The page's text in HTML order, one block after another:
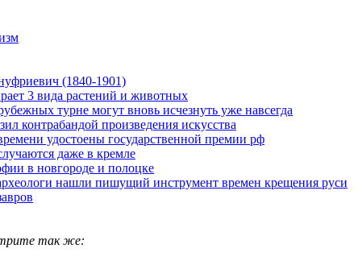
(1840-1901)
3 вида растений и животных
турне могут вновь исчезнуть уже навсегда
контрабандой произведения искусства
удостоены государственной премии рф
даже в кремле
в новгороде и полоцке
нашли пишущий инструмент времен крещения руси
так же: